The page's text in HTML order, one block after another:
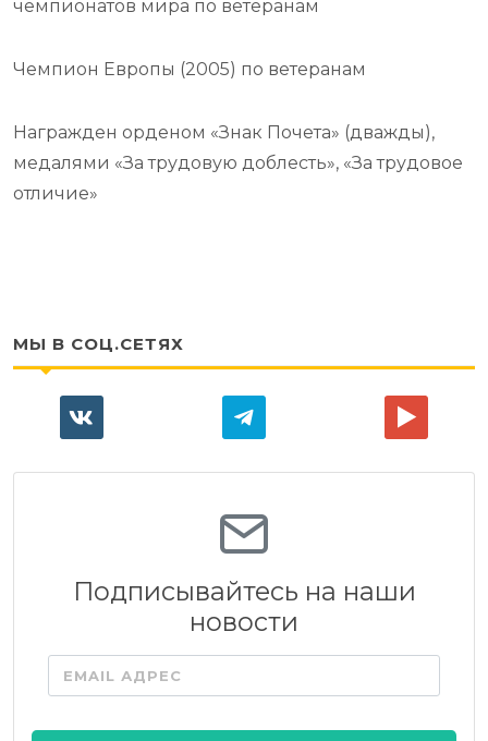
чемпионатов мира по ветеранам
Чемпион Европы (2005) по ветеранам
Награжден орденом «Знак Почета» (дважды),
медалями «За трудовую доблесть», «За трудовое
отличие»
МЫ В СОЦ.СЕТЯХ
Подписывайтесь на наши
новости
EMAIL АДРЕС